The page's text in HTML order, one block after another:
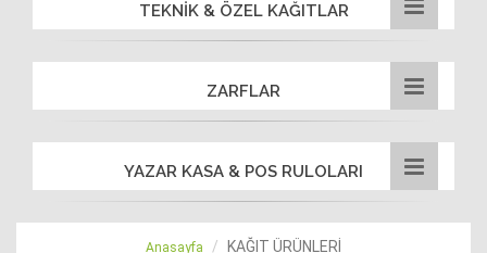
TEKNİK & ÖZEL KAĞITLAR
ZARFLAR
YAZAR KASA & POS RULOLARI
Anasayfa KAĞIT ÜRÜNLERİ